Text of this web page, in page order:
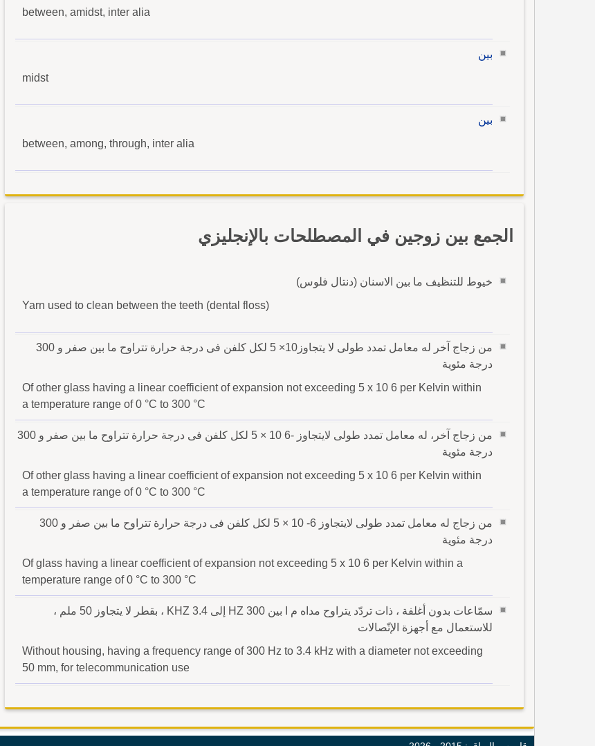
between, amidst, inter alia
بين
midst
بين
between, among, through, inter alia
الجمع بين زوجين في المصطلحات بالإنجليزي
خيوط للتنظيف ما بين الاسنان (دنتال فلوس)
Yarn used to clean between the teeth (dental floss)
من زجاج آخر له معامل تمدد طولى لا يتجاوز10× 5 لكل كلفن فى درجة حرارة تتراوح ما بين صفر و 300
درجة مئوية
Of other glass having a linear coefficient of expansion not exceeding 5 x 10 6 per Kelvin within
a temperature range of 0 °C to 300 °C
من زجاج آخر، له معامل تمدد طولى لايتجاوز -6 10 × 5 لكل كلفن فى درجة حرارة تتراوح ما بين صفر و 300
درجة مئوية
Of other glass having a linear coefficient of expansion not exceeding 5 x 10 6 per Kelvin within
a temperature range of 0 °C to 300 °C
من زجاج له معامل تمدد طولى لايتجاوز 6- 10 × 5 لكل كلفن فى درجة حرارة تتراوح ما بين صفر و 300
درجة مئوية
Of glass having a linear coefficient of expansion not exceeding 5 x 10 6 per Kelvin within a
temperature range of 0 °C to 300 °C
سمّاعات بدون أغلفة ، ذات تردّد يتراوح مداه م ا بين 300 HZ إلى 3.4 KHZ ، بقطر لا يتجاوز 50 ملم ،
للاستعمال مع أجهزة الإتّصالات
Without housing, having a frequency range of 300 Hz to 3.4 kHz with a diameter not exceeding
50 mm, for telecommunication use